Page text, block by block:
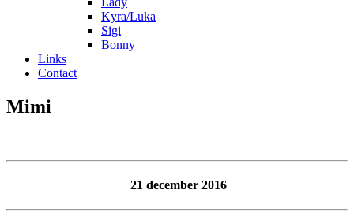
Kyra/Luka
Sigi
Bonny
Links
Contact
Mimi
21 december 2016